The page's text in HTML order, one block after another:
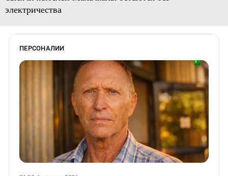
электричества
ПЕРСОНАЛИИ